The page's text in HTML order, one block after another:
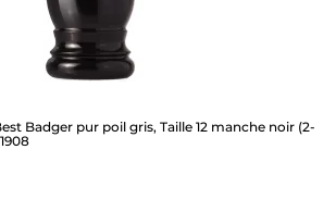
Badger pur poil gris, Taille 12 manche noir (2-